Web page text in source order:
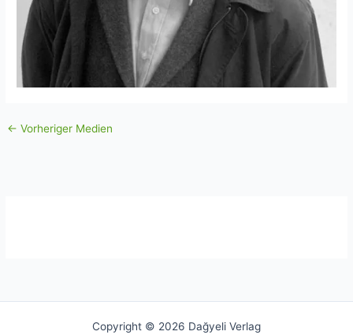
← Vorheriger Medien
Copyright © 2026 Dağyeli Verlag